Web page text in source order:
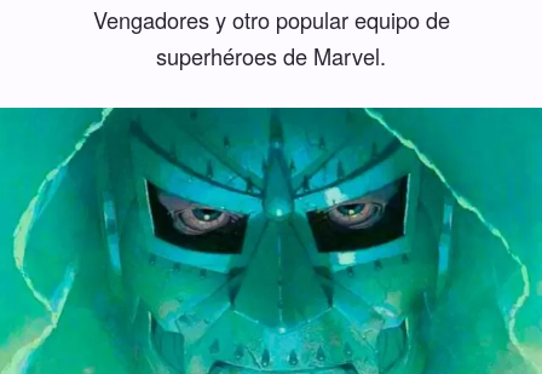
Vengadores y otro popular equipo de
superhéroes de Marvel.